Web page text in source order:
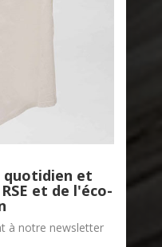
quotidien et
et de l'éco-
à notre newsletter